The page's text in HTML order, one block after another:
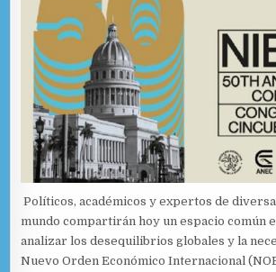
Políticos, académicos y expertos de
mundo compartirán hoy un espacio común
analizar los desequilibrios globales y la
Nuevo Orden Económico Internacional